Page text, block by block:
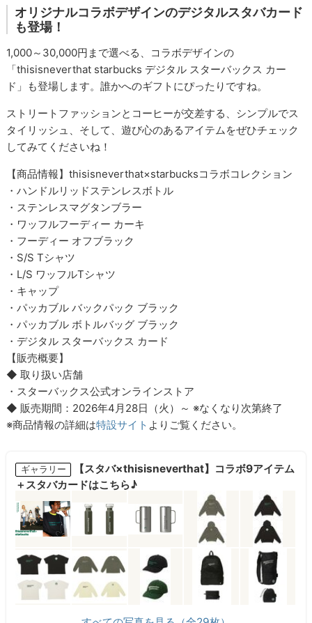
オリジナルコラボデザインのデジタルスタバカード
も登場！
1,000～30,000円まで選べる、コラボデザインの
「thisisneverthat starbucks デジタル スターバックス カー
ド」も登場します。誰かへのギフトにぴったりですね。
ストリートファッションとコーヒーが交差する、シンプルでス
タイリッシュ、そして、遊び心のあるアイテムをぜひチェック
してみてくださいね！
【商品情報】thisisneverthat×starbucksコラボコレクション
・ハンドルリッドステンレスボトル
・ステンレスマグタンブラー
・ワッフルフーディー カーキ
・フーディー オフブラック
・S/S Tシャツ
・L/S ワッフルTシャツ
・キャップ
・パッカブル バックパック ブラック
・パッカブル ボトルバッグ ブラック
・デジタル スターバックス カード
【販売概要】
◆ 取り扱い店舗
・スターバックス公式オンラインストア
◆ 販売期間：2026年4月28日（火）～ ※なくなり次第終了
※商品情報の詳細は特設サイト よりご覧ください。
ギャラリー
【スタバ×thisisneverthat】コラボ9アイテム
＋スタバカードはこちら♪